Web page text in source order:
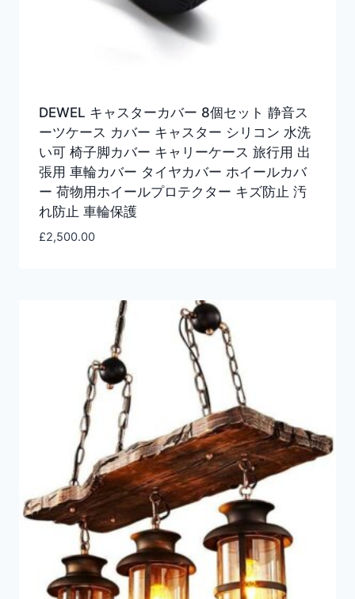
DEWEL キャスターカバー 8個セット 静音ス
ーツケース カバー キャスター シリコン 水洗
い可 椅子脚カバー キャリーケース 旅行用 出
張用 車輪カバー タイヤカバー ホイールカバ
ー 荷物用ホイールプロテクター キズ防止 汚
れ防止 車輪保護
£2,500.00